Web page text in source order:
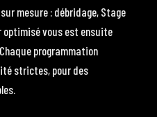
mesure : débridage, Stage
optimisé vous est ensuite
programmation
strictes, pour des